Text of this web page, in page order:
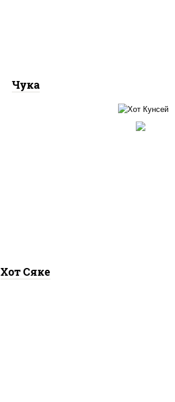
Чука
Хот Сяке